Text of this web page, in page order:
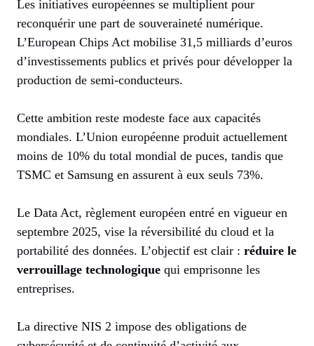
Les initiatives européennes se multiplient pour
reconquérir une part de souveraineté numérique.
L’European Chips Act mobilise 31,5 milliards d’euros
d’investissements publics et privés pour développer la
production de semi-conducteurs.
Cette ambition reste modeste face aux capacités
mondiales. L’Union européenne produit actuellement
moins de 10% du total mondial de puces, tandis que
TSMC et Samsung en assurent à eux seuls 73%.
Le Data Act, règlement européen entré en vigueur en
septembre 2025, vise la réversibilité du cloud et la
portabilité des données. L’objectif est clair : réduire le
verrouillage technologique qui emprisonne les
entreprises.
La directive NIS 2 impose des obligations de